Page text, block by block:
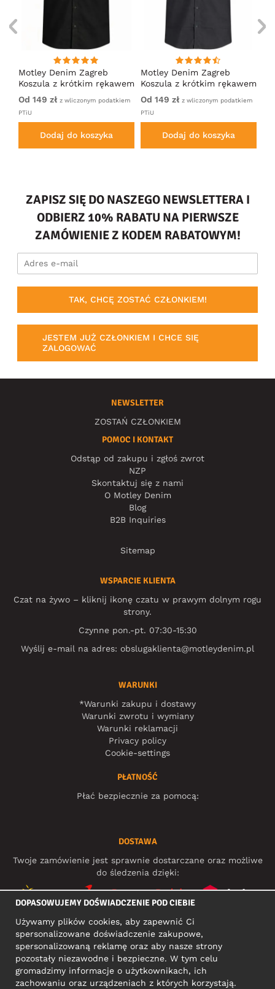
Motley Denim Zagreb
Koszula z krótkim rękawem
Czarny
Od 149 zł z wliczonym podatkiem
PTiU
Dodaj do koszyka
Motley Denim Zagreb
Koszula z krótkim rękawem
Antracytowy
Od 149 zł z wliczonym podatkiem
PTiU
Dodaj do koszyka
ZAPISZ SIĘ DO NASZEGO NEWSLETTERA I
ODBIERZ 10% RABATU NA PIERWSZE
ZAMÓWIENIE Z KODEM RABATOWYM!
TAK, CHCĘ ZOSTAĆ CZŁONKIEM!
JESTEM JUŻ CZŁONKIEM I CHCE SIĘ
ZALOGOWAĆ
NEWSLETTER
ZOSTAŃ CZŁONKIEM
POMOC I KONTAKT
Odstąp od zakupu i zgłoś zwrot
NZP
Skontaktuj się z nami
O Motley Denim
Blog
B2B Inquiries
Sitemap
WSPARCIE KLIENTA
Czat na żywo – kliknij ikonę czatu w prawym dolnym rogu
strony.
Czynne pon.-pt. 07:30-15:30
Wyślij e-mail na adres: obslugaklienta@motleydenim.pl
WARUNKI
*Warunki zakupu i dostawy
Warunki zwrotu i wymiany
Warunki reklamacji
Privacy policy
Cookie-settings
PŁATNOŚĆ
Płać bezpiecznie za pomocą:
DOSTAWA
Twoje zamówienie jest sprawnie dostarczane oraz możliwe
do śledzenia dzięki:
MEDIA SPOŁECZNOŚCIOWE
ADRES KONTAKTOWY
DOPASOWUJEMY DOŚWIADCZENIE POD CIEBIE
Używamy plików cookies, aby zapewnić Ci
spersonalizowane doświadczenie zakupowe,
spersonalizowaną reklamę oraz aby nasze strony
pozostały niezawodne i bezpieczne. W tym celu
gromadzimy informacje o użytkownikach, ich
zachowaniu oraz urządzeniach z których korzystają.